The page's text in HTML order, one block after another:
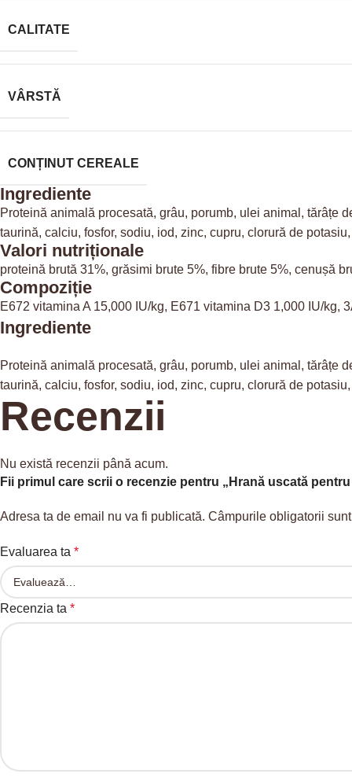
CALITATE
VÂRSTĂ
CONȚINUT CEREALE
Ingrediente
Proteină animală procesată, grâu, porumb, ulei animal, tărâțe
taurină, calciu, fosfor, sodiu, iod, zinc, cupru, clorură de
Valori nutriționale
proteină brută 31%, grăsimi brute 5%, fibre brute 5%, cenușă
Compoziție
E672 vitamina A 15,000 IU/kg, E671 vitamina D3 1,000 IU/kg,
Ingrediente
Proteină animală procesată, grâu, porumb, ulei animal, tărâțe
taurină, calciu, fosfor, sodiu, iod, zinc, cupru, clorură de
Recenzii
Nu există recenzii până acum.
Fii primul care scrii o recenzie pentru „Hrană uscată
Adresa ta de email nu va fi publicată. Câmpurile obligatorii
Evaluarea ta *
Recenzia ta *